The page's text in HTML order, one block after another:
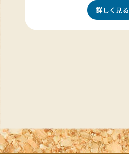
詳しく見る